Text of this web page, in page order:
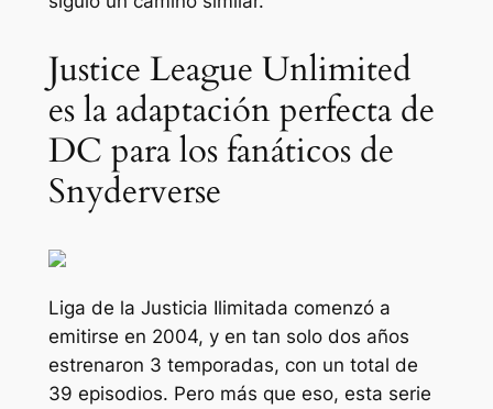
Justice League Unlimited
es la adaptación perfecta de
DC para los fanáticos de
Snyderverse
Liga de la Justicia Ilimitada comenzó a
emitirse en 2004, y en tan solo dos años
estrenaron 3 temporadas, con un total de
39 episodios. Pero más que eso, esta serie